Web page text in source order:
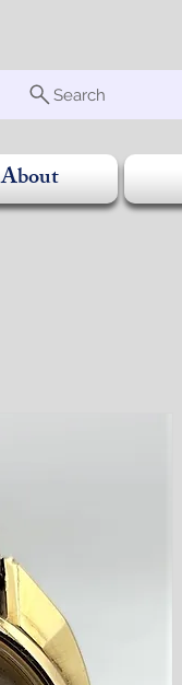
Search
About